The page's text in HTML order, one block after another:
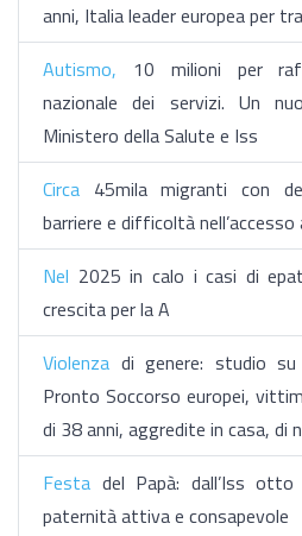
anni, Italia leader europea per
Autismo, 10 milioni per
nazionale dei servizi. Un
Ministero della Salute e Iss
Circa 45mila migranti con
barriere e difficoltà nell’accesso
Nel 2025 in calo i casi di
crescita per la A
Violenza di genere: studio
Pronto Soccorso europei,
di 38 anni, aggredite in casa, di
Festa del Papà: dall’Iss
paternità attiva e consapevole